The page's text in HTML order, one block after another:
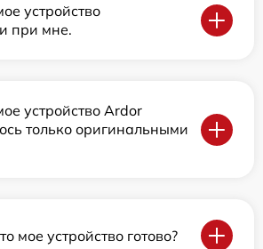
устройство
при мне.
устройство Ardor
только оригинальными
мое устройство готово?